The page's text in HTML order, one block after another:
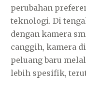
perubahan
teknologi. Di
dengan kamera
canggih, kamera
peluang baru
lebih spesifik,